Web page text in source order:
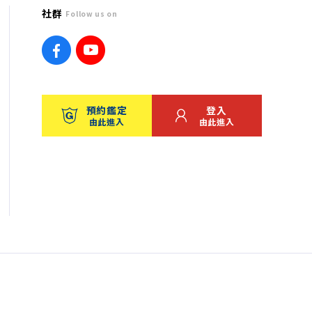
社群 Follow us on
預約鑑定
由此進入
登入
由此進入